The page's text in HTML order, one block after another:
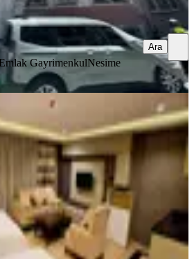
GayrimenkulNesime
Ara
Ve Sultanahmete Yürüme
Kiralık Stüdyo Daire
Mahallesi
·3. Kat ·02.08.2026
Engin Karacihan